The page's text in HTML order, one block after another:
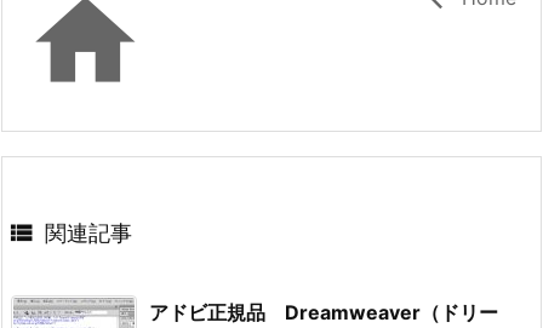

 関連記事
アドビ正規品 Dreamweaver（ドリー